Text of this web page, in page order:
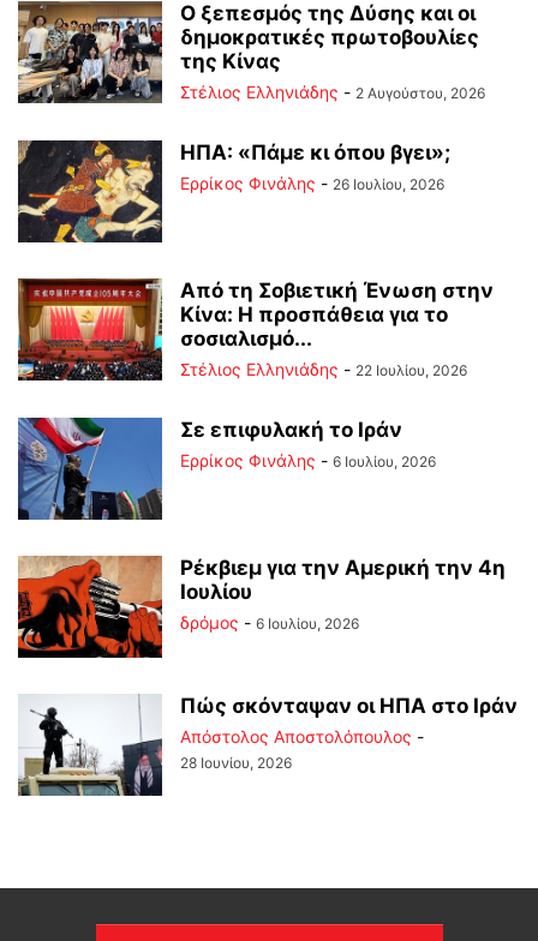
Ο ξεπεσμός της Δύσης και οι
δημοκρατικές πρωτοβουλίες
της Κίνας
Στέλιος Ελληνιάδης - 2 Αυγούστου, 2026
ΗΠΑ: «Πάμε κι όπου βγει»;
Ερρίκος Φινάλης - 26 Ιουλίου, 2026
Από τη Σοβιετική Ένωση στην
Κίνα: Η προσπάθεια για το
σοσιαλισμό...
Στέλιος Ελληνιάδης - 22 Ιουλίου, 2026
Σε επιφυλακή το Ιράν
Ερρίκος Φινάλης - 6 Ιουλίου, 2026
Ρέκβιεμ για την Αμερική την 4η
Ιουλίου
δρόμος - 6 Ιουλίου, 2026
Πώς σκόνταψαν οι ΗΠΑ στο Ιράν
Απόστολος Αποστολόπουλος -
28 Ιουνίου, 2026